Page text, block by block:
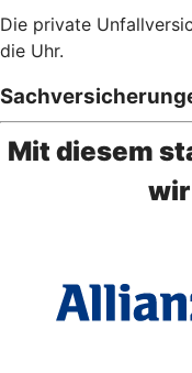
Die private
die Uhr.
Mit diesem